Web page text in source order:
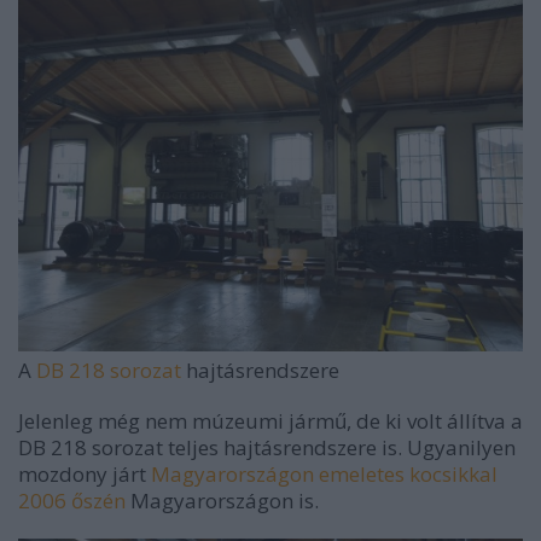
A DB 218 sorozat hajtásrendszere
Jelenleg még nem múzeumi jármű, de ki volt állítva a
DB 218 sorozat teljes hajtásrendszere is. Ugyanilyen
mozdony járt Magyarországon emeletes kocsikkal
2006 őszén Magyarországon is.